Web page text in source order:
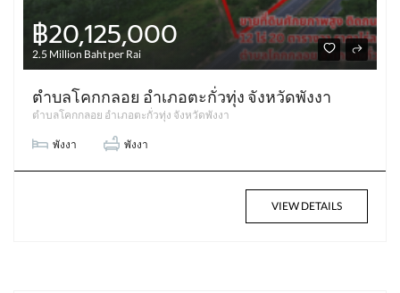
฿20,125,000
2.5 Million Baht per Rai
ตำบลโคกกลอย อำเภอตะกั่วทุ่ง จังหวัดพังงา
ตำบลโคกกลอย อำเภอตะกั่วทุ่ง จังหวัดพังงา
พังงา พังงา
VIEW DETAILS